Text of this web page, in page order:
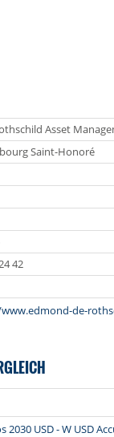
Asset
Saint-Honoré
42
de-
2030 USD - W USD